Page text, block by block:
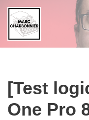
Aller
au
contenu
[Test
One Pro